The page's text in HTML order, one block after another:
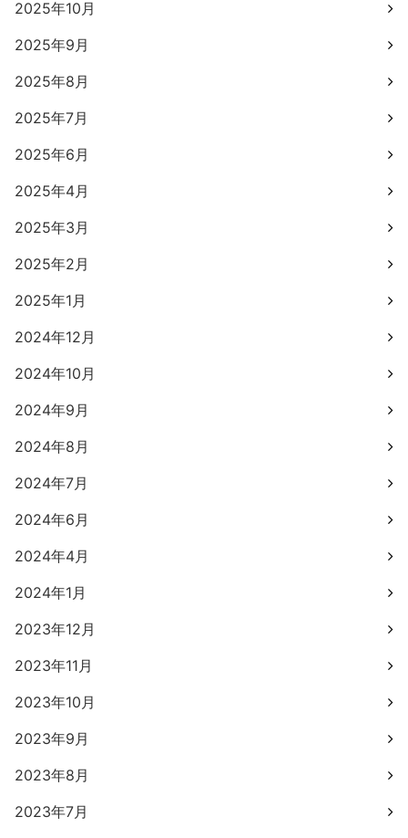
2025年10月
2025年9月
2025年8月
2025年7月
2025年6月
2025年4月
2025年3月
2025年2月
2025年1月
2024年12月
2024年10月
2024年9月
2024年8月
2024年7月
2024年6月
2024年4月
2024年1月
2023年12月
2023年11月
2023年10月
2023年9月
2023年8月
2023年7月